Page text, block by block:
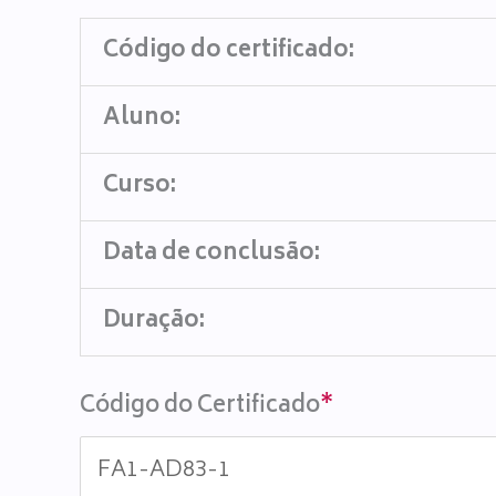
Código do certificado:
Aluno:
Curso:
Data de conclusão:
Duração:
Código do Certificado*